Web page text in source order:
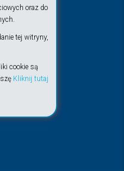
oraz do
tej witryny,
cookie są
Kliknij tutaj